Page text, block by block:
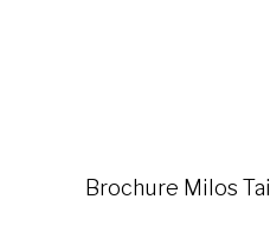
Brochure Milos